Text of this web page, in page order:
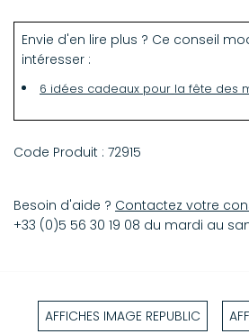
placer dans une pièce de vie pour
de charme !
Envie d'en lire plus ? Ce conseil
intéresser :
6 idées cadeaux pour la fête des
Code Produit : 72915
Besoin d'aide ? Contactez votre
+33 (0)5 56 30 19 08 du mardi au
AFFICHES IMAGE REPUBLIC